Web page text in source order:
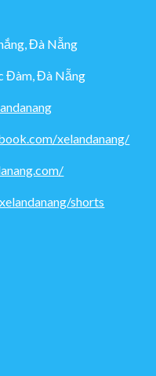
Đà Nẵng
Đàm, Đà Nẵng
xelandanang/
shorts